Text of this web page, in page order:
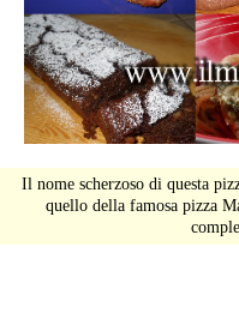
Il nome scherzoso di questa
quello della famosa pizza